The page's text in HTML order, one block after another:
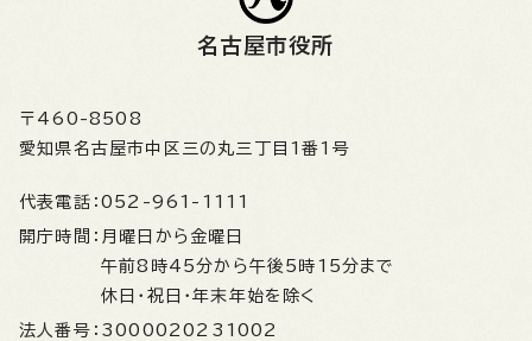
名古屋市役所
〒460-8508
愛知県名古屋市中区三の丸三丁目1番1号
代表電話： 052-961-1111
開庁時間： 月曜日から金曜日
午前8時45分から午後5時15分まで
休日・祝日・年末年始を除く
法人番号： 3000020231002